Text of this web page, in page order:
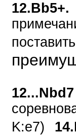
12.Bb5+.
K:e7)